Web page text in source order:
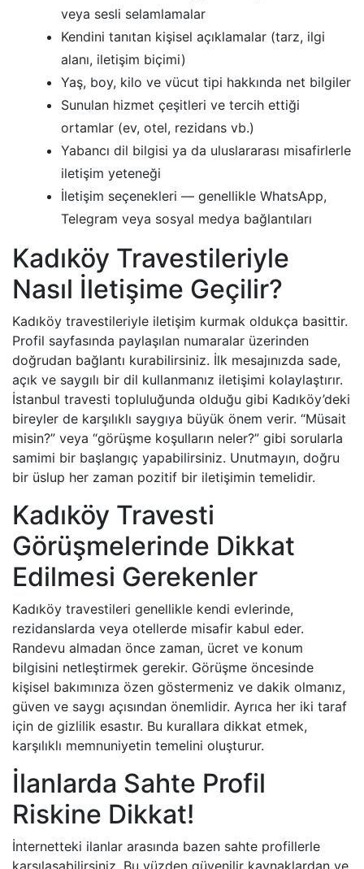
veya sesli selamlamalar
Kendini tanıtan kişisel açıklamalar (tarz, ilgi
alanı, iletişim biçimi)
Yaş, boy, kilo ve vücut tipi hakkında net bilgiler
Sunulan hizmet çeşitleri ve tercih ettiği
ortamlar (ev, otel, rezidans vb.)
Yabancı dil bilgisi ya da uluslararası misafirlerle
iletişim yeteneği
İletişim seçenekleri — genellikle WhatsApp,
Telegram veya sosyal medya bağlantıları
Kadıköy Travestileriyle
Nasıl İletişime Geçilir?
Kadıköy travestileriyle iletişim kurmak oldukça basittir.
Profil sayfasında paylaşılan numaralar üzerinden
doğrudan bağlantı kurabilirsiniz. İlk mesajınızda sade,
açık ve saygılı bir dil kullanmanız iletişimi kolaylaştırır.
İstanbul travesti topluluğunda olduğu gibi Kadıköy’deki
bireyler de karşılıklı saygıya büyük önem verir. “Müsait
misin?” veya “görüşme koşulların neler?” gibi sorularla
samimi bir başlangıç yapabilirsiniz. Unutmayın, doğru
bir üslup her zaman pozitif bir iletişimin temelidir.
Kadıköy Travesti
Görüşmelerinde Dikkat
Edilmesi Gerekenler
Kadıköy travestileri genellikle kendi evlerinde,
rezidanslarda veya otellerde misafir kabul eder.
Randevu almadan önce zaman, ücret ve konum
bilgisini netleştirmek gerekir. Görüşme öncesinde
kişisel bakımınıza özen göstermeniz ve dakik olmanız,
güven ve saygı açısından önemlidir. Ayrıca her iki taraf
için de gizlilik esastır. Bu kurallara dikkat etmek,
karşılıklı memnuniyetin temelini oluşturur.
İlanlarda Sahte Profil
Riskine Dikkat!
İnternetteki ilanlar arasında bazen sahte profillerle
karşılaşabilirsiniz. Bu yüzden güvenilir kaynaklardan ve